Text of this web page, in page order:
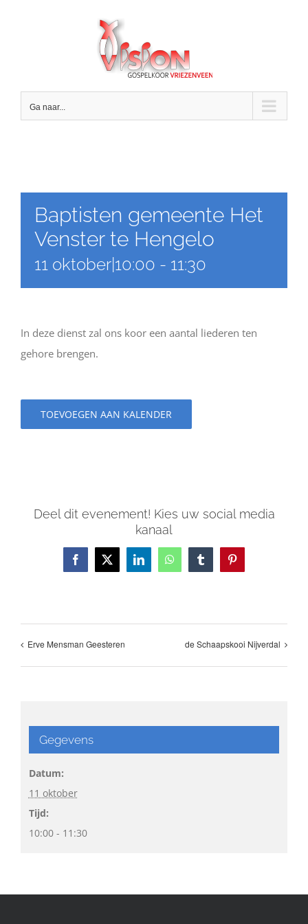
Ga naar...
Baptisten gemeente Het
Venster te Hengelo
11 oktober|10:00 - 11:30
In deze dienst zal ons koor een aantal liederen ten
gehore brengen.
TOEVOEGEN AAN KALENDER
Deel dit evenement! Kies uw social media
kanaal
Facebook
X LinkedInWhatsAppTumblrPinterest
Erve Mensman Geesteren de Schaapskooi Nijverdal
Gegevens
Datum:
11 oktober
Tijd:
10:00 - 11:30